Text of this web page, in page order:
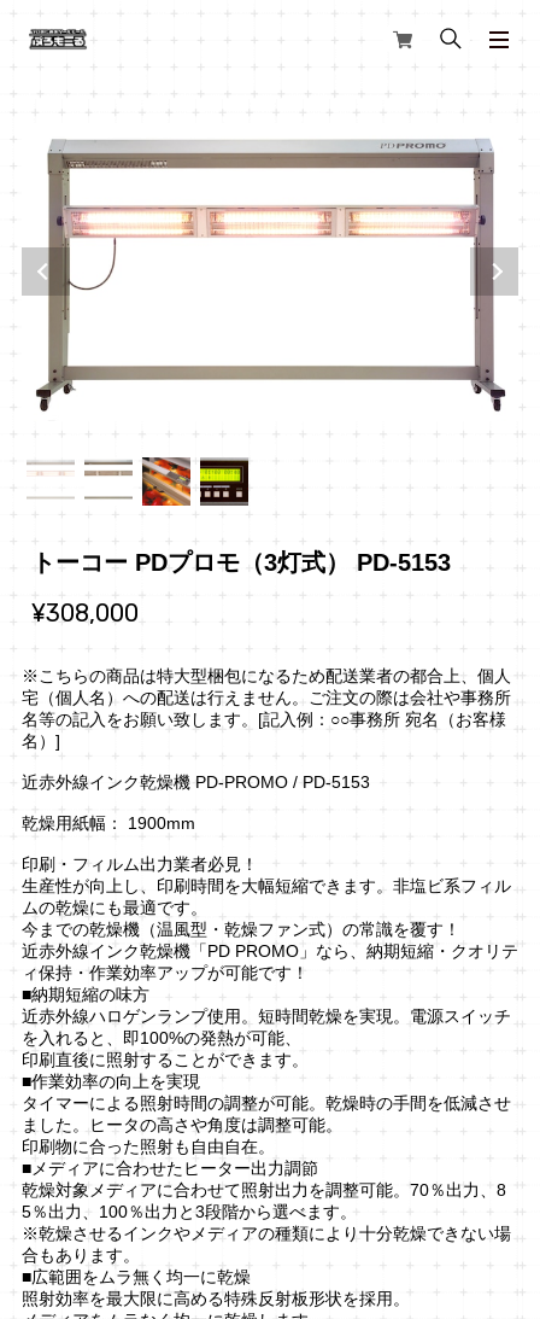
トーコー PDプロモ（3灯式） PD-5153
¥308,000
※こちらの商品は特大型梱包になるため配送業者の都合上、個人
宅（個人名）への配送は行えません。ご注文の際は会社や事務所
名等の記入をお願い致します。[記入例：○○事務所 宛名（お客様
名）]
近赤外線インク乾燥機 PD-PROMO / PD-5153
乾燥用紙幅： 1900mm
印刷・フィルム出力業者必見！
生産性が向上し、印刷時間を大幅短縮できます。非塩ビ系フィル
ムの乾燥にも最適です。
今までの乾燥機（温風型・乾燥ファン式）の常識を覆す！
近赤外線インク乾燥機「PD PROMO」なら、納期短縮・クオリテ
ィ保持・作業効率アップが可能です！
■納期短縮の味方
近赤外線ハロゲンランプ使用。短時間乾燥を実現。電源スイッチ
を入れると、即100%の発熱が可能、
印刷直後に照射することができます。
■作業効率の向上を実現
タイマーによる照射時間の調整が可能。乾燥時の手間を低減させ
ました。ヒータの高さや角度は調整可能。
印刷物に合った照射も自由自在。
■メディアに合わせたヒーター出力調節
乾燥対象メディアに合わせて照射出力を調整可能。70％出力、8
5％出力、100％出力と3段階から選べます。
※乾燥させるインクやメディアの種類により十分乾燥できない場
合もあります。
■広範囲をムラ無く均一に乾燥
照射効率を最大限に高める特殊反射板形状を採用。